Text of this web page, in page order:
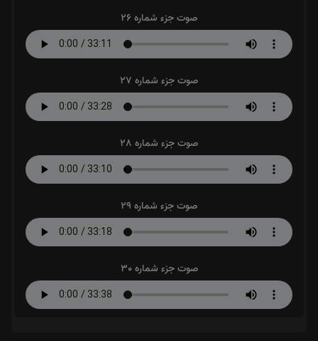
صوت جزء شماره 26
صوت جزء شماره 27
صوت جزء شماره 28
صوت جزء شماره 29
صوت جزء شماره 30